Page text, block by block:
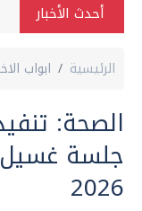
أحدث الأخبار
الرئيسية ابواب
جلسة غسيل
2026